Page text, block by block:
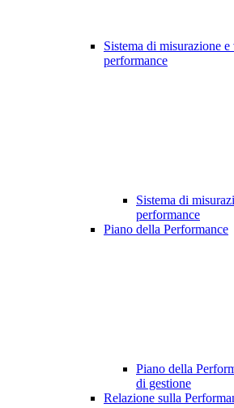
Sistema di misurazione
performance
Sistema di
performance
Piano della Performance
Piano della
di gestione
Relazione sulla